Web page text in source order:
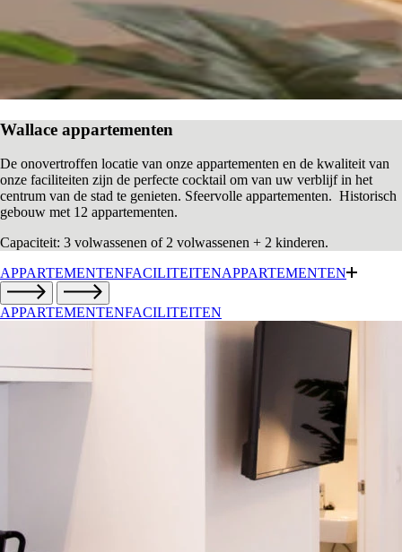
Wallace appartementen
De onovertroffen locatie van onze appartementen en de kwaliteit van
onze faciliteiten zijn de perfecte cocktail om van uw verblijf in het
centrum van de stad te genieten. Sfeervolle appartementen. Historisch
gebouw met 12 appartementen.
Capaciteit: 3 volwassenen of 2 volwassenen + 2 kinderen.
APPARTEMENTENFACILITEITENAPPARTEMENTEN
APPARTEMENTENFACILITEITEN